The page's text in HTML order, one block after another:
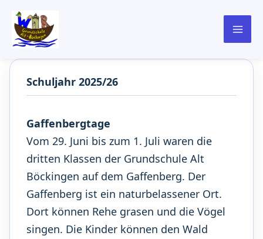
Schuljahr 2025/26
Gaffenbergtage
Vom 29. Juni bis zum 1. Juli waren die
dritten Klassen der Grundschule Alt
Böckingen auf dem Gaffenberg. Der
Gaffenberg ist ein naturbelassener Ort.
Dort können Rehe grasen und die Vögel
singen. Die Kinder können den Wald